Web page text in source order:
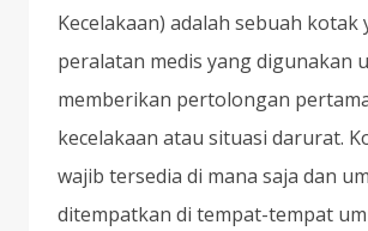
Kecelakaan) adalah sebuah kotak
peralatan medis yang digunakan
memberikan pertolongan
kecelakaan atau situasi darurat.
wajib tersedia di mana saja dan
ditempatkan di tempat-tempat